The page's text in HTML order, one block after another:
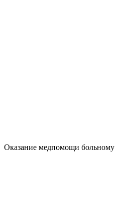
Оказание медпомощи больному